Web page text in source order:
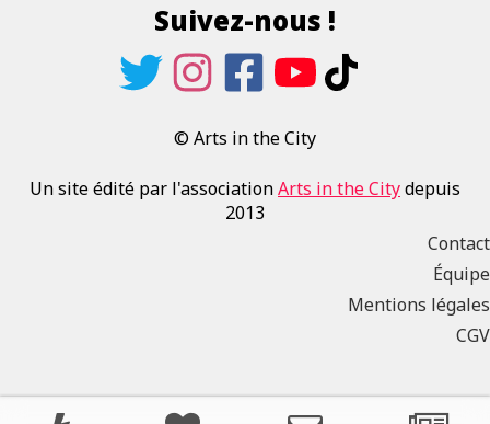
Suivez-nous !
© Arts in the City
Un site édité par l'associationArts in the Citydepuis
2013
Contact
Équipe
Mentions légales
CGV